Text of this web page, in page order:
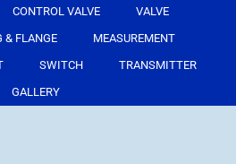
CONTROL VALVE
VALVE
& FLANGE
MEASUREMENT
SWITCH
TRANSMITTER
GALLERY